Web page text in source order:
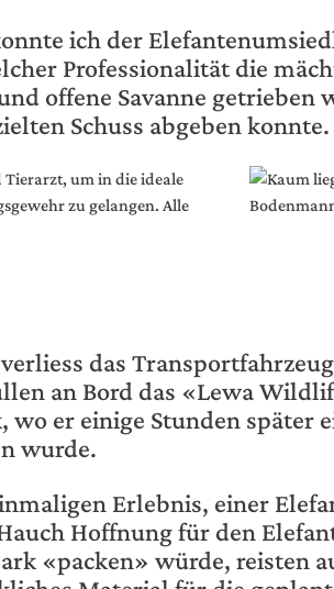
ich der
Professionalität die
offene Savanne getrieben
Schuss abgeben konnte.
das
an Bord das «Lewa
er einige Stunden später
wurde.
Erlebnis, einer
Hoffnung für den
«packen» würde, reisten